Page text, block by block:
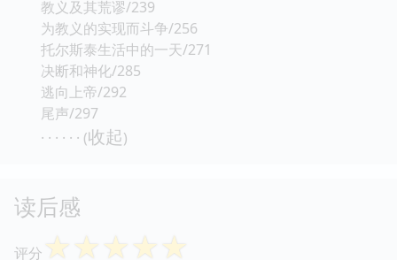
教义及其荒谬/239
为教义的实现而斗争/256
托尔斯泰生活中的一天/271
决断和神化/285
逃向上帝/292
尾声/297
· · · · · · (收起)
读后感
评分 ☆☆☆☆☆